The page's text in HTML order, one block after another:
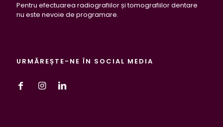
Pentru efectuarea radiografiilor și tomografiilor dentare
nu este nevoie de programare.
URMĂREȘTE-NE ÎN SOCIAL MEDIA